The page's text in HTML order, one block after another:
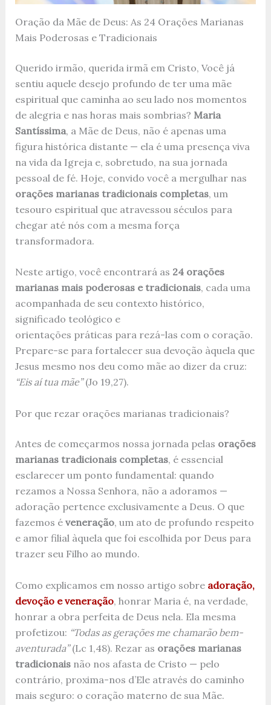
Oração da Mãe de Deus: As 24 Orações Marianas
Mais Poderosas e Tradicionais
Querido irmão, querida irmã em Cristo, Você já
sentiu aquele desejo profundo de ter uma mãe
espiritual que caminha ao seu lado nos momentos
de alegria e nas horas mais sombrias? Maria
Santíssima, a Mãe de Deus, não é apenas uma
figura histórica distante — ela é uma presença viva
na vida da Igreja e, sobretudo, na sua jornada
pessoal de fé. Hoje, convido você a mergulhar nas
orações marianas tradicionais completas, um
tesouro espiritual que atravessou séculos para
chegar até nós com a mesma força
transformadora.
Neste artigo, você encontrará as 24 orações
marianas mais poderosas e tradicionais, cada uma
acompanhada de seu contexto histórico,
significado teológico e
orientações práticas para rezá-las com o coração.
Prepare-se para fortalecer sua devoção àquela que
Jesus mesmo nos deu como mãe ao dizer da cruz:
“Eis aí tua mãe”(Jo 19,27).
Por que rezar orações marianas tradicionais?
Antes de começarmos nossa jornada pelas orações
marianas tradicionais completas, é essencial
esclarecer um ponto fundamental: quando
rezamos a Nossa Senhora, não a adoramos —
adoração pertence exclusivamente a Deus. O que
fazemos é veneração, um ato de profundo respeito
e amor filial àquela que foi escolhida por Deus para
trazer seu Filho ao mundo.
Como explicamos em nosso artigo sobre adoração,
devoção e veneração, honrar Maria é, na verdade,
honrar a obra perfeita de Deus nela. Ela mesma
profetizou: “Todas as gerações me chamarão bem-
aventurada”(Lc 1,48). Rezar as orações marianas
tradicionaisnão nos afasta de Cristo — pelo
contrário, proxima-nos d’Ele através do caminho
mais seguro: o coração materno de sua Mãe.